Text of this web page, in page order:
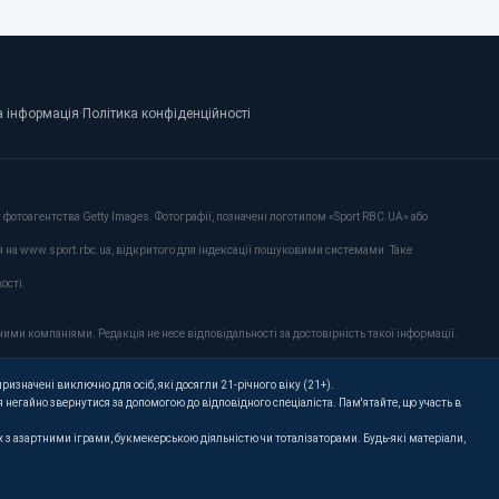
інформація· Політика конфіденційності·
Getty Images. Фотографії, позначені логотипом «Sport RBC.UA» або
на www.sport.rbc.ua, відкритого для індексації пошуковими системами. Таке
компаніями. Редакція не несе відповідальності за достовірність такої інформації.
виключно для осіб, які досягли 21-річного віку (21+).
звернутися за допомогою до відповідного спеціаліста. Пам'ятайте, що участь в
азартними іграми, букмекерською діяльністю чи тоталізаторами. Будь-які матеріали,